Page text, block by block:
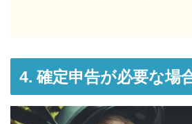
4. 確定申告が必要な場